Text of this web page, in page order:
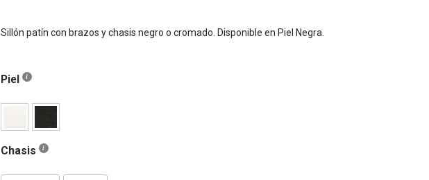
Sillón patín con brazos y chasis negro o cromado. Disponible en Piel Negra.
Piel
Chasis